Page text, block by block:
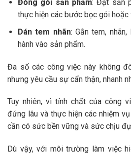
Đóng gói sản phẩm: Đặt sản
thực hiện các bước bọc gói hoặc
Dán tem nhãn: Gắn tem,
hành vào sản phẩm.
Đa số các công việc này không
nhưng yêu cầu sự cẩn thận, nhanh
Tuy nhiên, vì tính chất của công
đứng lâu và thực hiện các nhiệm
cần có sức bền vững và sức chịu
Dù vậy, với môi trường làm việc